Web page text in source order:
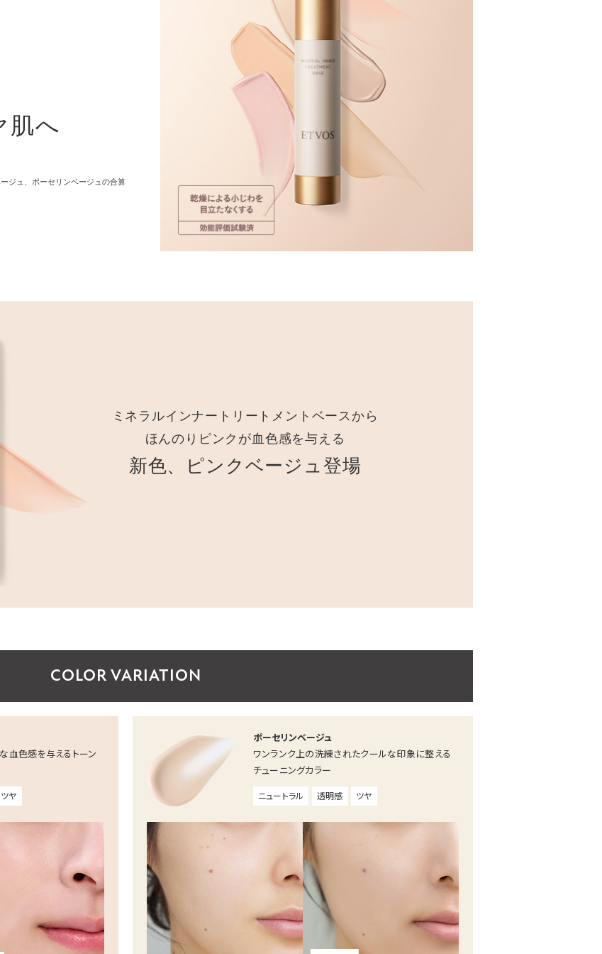
肌へ
ジュ、ポーセリンベージュの合算
ミネラルインナートリートメントベースから
ほんのりピンクが血色感を与える
新色、ピンクベージュ登場
COLOR VARIATION
血色感を与えるトーン
ツヤ
ポーセリンベージュ
ワンランク上の洗練されたクールな印象に整える
チューニングカラー
ニュートラル 透明感 ツヤ